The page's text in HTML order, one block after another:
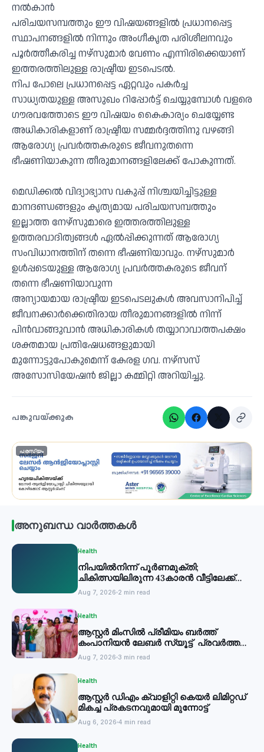
നൽകാൻ
പരിചയസമ്പത്തും ഈ വിഷയങ്ങളിൽ പ്രധാനപ്പെട്ട
സ്ഥാപനങ്ങളിൽ നിന്നും അംഗീകൃത പരിശീലനവും
പൂർത്തീകരിച്ച നഴ്സുമാർ വേണം എന്നിരിക്കെയാണ്
ഇത്തരത്തിലുള്ള രാഷ്ട്രീയ ഇടപെടൽ.
നിപ പോലെ പ്രധാനപ്പെട്ട ഏറ്റവും പകർച്ച
സാധ്യതയുള്ള അസുഖം റിപ്പോർട്ട് ചെയ്യുമ്പോൾ വളരെ
ഗൗരവത്തോടെ ഈ വിഷയം കൈകാര്യം ചെയ്യേണ്ട
അധികാരികളാണ് രാഷ്ട്രീയ സമ്മർദ്ദത്തിനു വഴങ്ങി
ആരോഗ്യ പ്രവർത്തകരുടെ ജീവനുതന്നെ
ഭീഷണിയാകുന്ന തീരുമാനങ്ങളിലേക്ക് പോകുന്നത്.
മെഡിക്കൽ വിദ്യാഭ്യാസ വകുപ്പ് നിശ്ചയിച്ചിട്ടുള്ള
മാനദണ്ഡങ്ങളും കൃത്യമായ പരിചയസമ്പത്തും
ഇല്ലാത്ത നേഴ്സുമാരെ ഇത്തരത്തിലുള്ള
ഉത്തരവാദിത്വങ്ങൾ ഏൽപ്പിക്കുന്നത് ആരോഗ്യ
സംവിധാനത്തിന് തന്നെ ഭീഷണിയാവും. നഴ്സുമാർ
ഉൾപ്പടെയുള്ള ആരോഗ്യ പ്രവർത്തകരുടെ ജീവന്
തന്നെ ഭീഷണിയാവുന്ന
അന്യായമായ രാഷ്ട്രീയ ഇടപെടലുകൾ അവസാനിപിച്ച്
ജീവനക്കാർക്കെതിരായ തീരുമാനങ്ങളിൽ നിന്ന്
പിൻവാങ്ങുവാൻ അധികാരികൾ തയ്യാറാവാത്തപക്ഷം
ശക്തമായ പ്രതിഷേധങ്ങളുമായി
മുന്നോട്ടുപോകുമെന്ന് കേരള ഗവ. നഴ്സസ്
അസോസിയേഷൻ ജില്ലാ കമ്മിറ്റി അറിയിച്ചു.
പങ്കുവയ്ക്കുക
പരസ്യം
അനുബന്ധ വാർത്തകൾ
Health
നിപയില്‍നിന്ന് പൂര്‍ണമുക്തി;
ചികിത്സയിലിരുന്ന 43കാരന്‍ വീട്ടിലേക്ക്
മടങ്ങി
Aug 7, 2026 2 min read
Health
ആസ്റ്റർ മിംസിൽ പ്രീമിയം ബർത്ത്
കംപാനിയൻ ലേബർ സ്യൂട്ട് പ്രവർത്തനം
തുടങ്ങി
Aug 7, 2026 3 min read
Health
ആസ്റ്റർ ഡിഎം ക്വാളിറ്റി കെയർ ലിമിറ്റഡ്
മികച്ച പ്രകടനവുമായി മുന്നോട്ട്
Aug 6, 2026 4 min read
Health